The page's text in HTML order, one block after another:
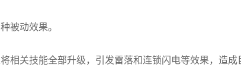
被动效果。
相关技能全部升级，引发雷落和连锁闪电等效果，造成